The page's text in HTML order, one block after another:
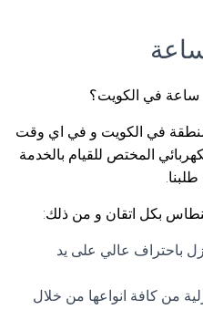
منطقة في الكويت و في اي وقت
المختص للقيام بالخدمة
بكل اتقان و من ذلك:
باحتراف عالي على يد
من كافة انواعها من خلال